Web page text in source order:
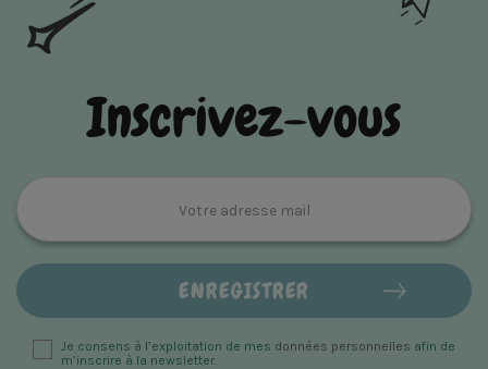
Inscrivez-vous
Je consens à l’exploitation de mes données personnelles afin de
m’inscrire à la newsletter.